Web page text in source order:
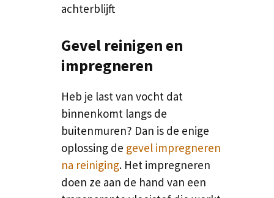
achterblijft
Gevel reinigen en
impregneren
Heb je last van vocht dat
binnenkomt langs de
buitenmuren? Dan is de enige
oplossing de gevel impregneren
na reiniging. Het impregneren
doen ze aan de hand van een